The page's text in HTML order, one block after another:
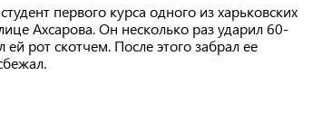
первого курса одного из харьковских
Ахсарова. Он несколько раз ударил 60-
рот скотчем. После этого забрал ее